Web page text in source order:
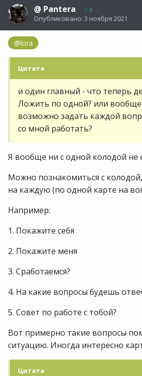
@ Pantera 8
Опубликовано: 3 ноября 2021
@lora
Цитата
и один главный - что теперь
Ложить по одной? или
возможно задать каждой
со мной работать?
Я вообще ни с одной колодой не
Можно познакомиться с
на каждую (по одной карте на
Например:
1. Покажите себя
2. Покажите меня
3. Сработаемся?
4. На какие вопросы будешь
5. Совет по работе с тобой?
Вот примерно такие вопросы
ситуацию. Иногда интересно
Цитата